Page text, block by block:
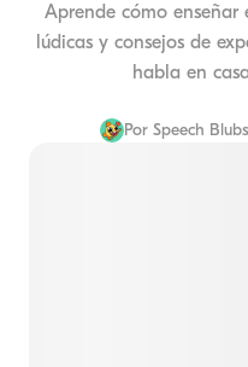
Aprende cómo
lúdicas y consejos de
habla en
Por Speech